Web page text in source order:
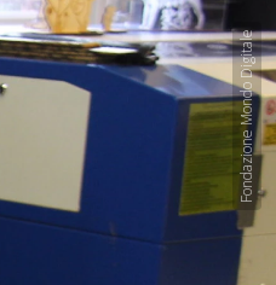
Fondazione Mondo Digitale